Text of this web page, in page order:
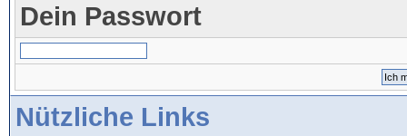
Dein Passwort
Nützliche Links